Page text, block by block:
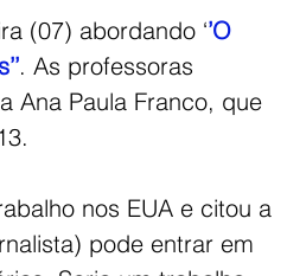
(07) abordando ‘’O
. As professoras
Ana Paula Franco, que
nos EUA e citou a
pode entrar em